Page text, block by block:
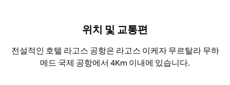
위치 및 교통편
전설적인 호텔 라고스 공항은 라고스 이케자 무르탈라 무하
메드 국제 공항에서 4Km 이내에 있습니다.